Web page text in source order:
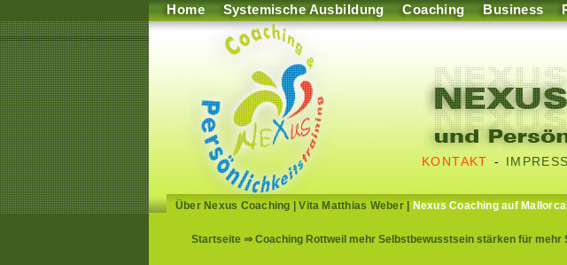
Home Systemische Ausbildung Coaching Business
KONTAKT -
Über Nexus Coaching |Vita Matthias Weber| Nexus Coaching auf Mallorca
Startseite ⇒ Coaching Rottweil mehr Selbstbewusstsein stärken für